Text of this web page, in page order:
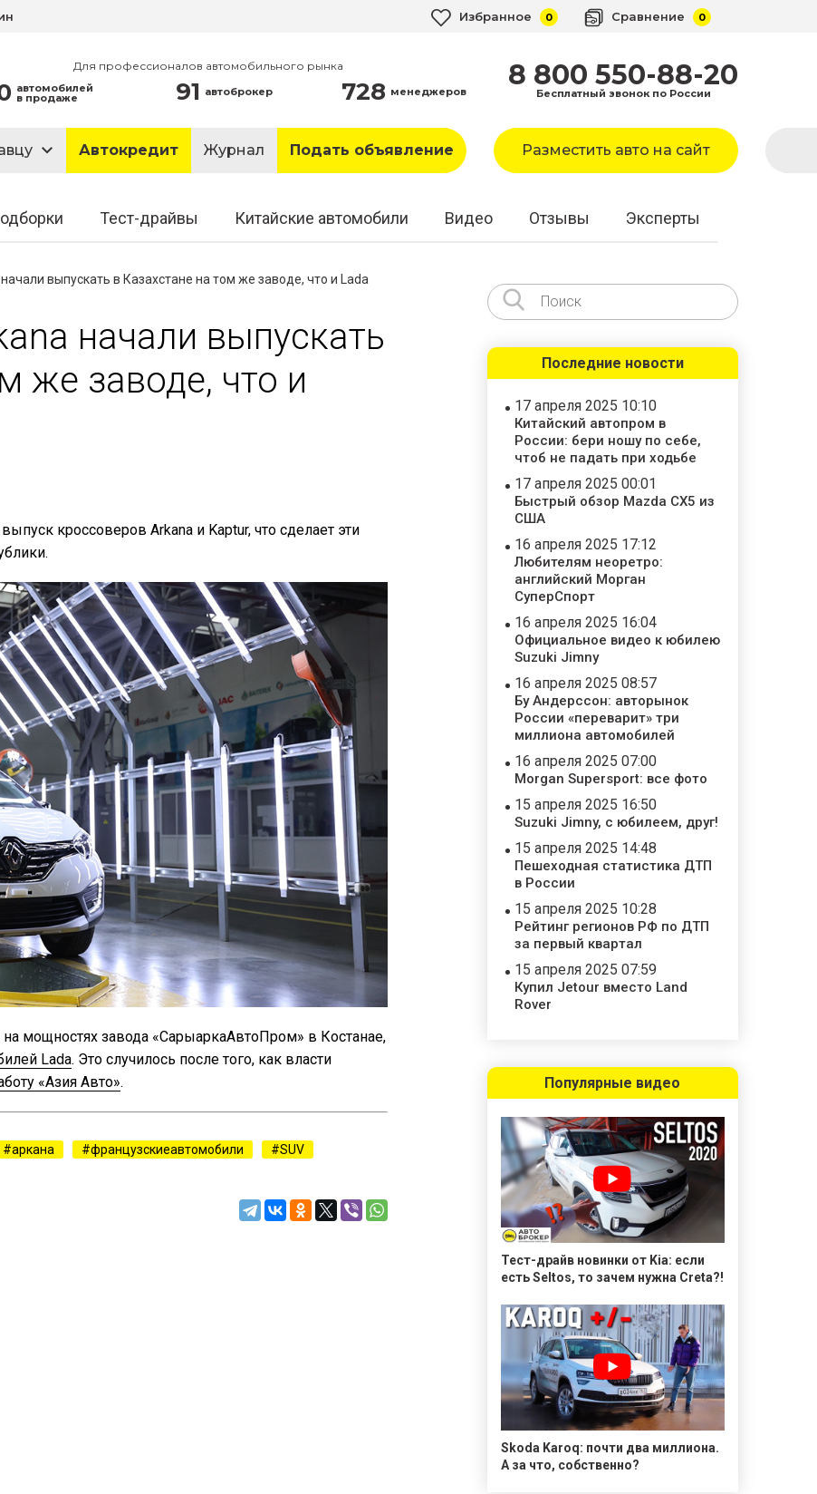
Избранное 0 Сравнение 0
Для профессионалов автомобильного рынка
автомобилей
в продаже 91 автоброкер 728 менеджеров 8 800 550-88-20
Бесплатный звонок по России
Автокредит Журнал Подать объявление Разместить авто на сайт
Тест-драйвы Китайские автомобили Видео Отзывы Эксперты
выпускать в Казахстане на том же заводе, что и Lada
начали выпускать
же заводе, что и
кроссоверов Arkana и Kaptur, что сделает эти
мощностях завода «СарыаркаАвтоПром» в Костанае,
Lada. Это случилось после того, как власти
«Азия Авто».
аркана французскиеавтомобили
SUV
Последние новости
17 апреля 2025 10:10
Китайский автопром в
России: бери ношу по себе,
чтоб не падать при ходьбе
17 апреля 2025 00:01
Быстрый обзор Mazda CX5 из
США
16 апреля 2025 17:12
Любителям неоретро:
английский Морган
СуперСпорт
16 апреля 2025 16:04
Официальное видео к юбилею
Suzuki Jimny
16 апреля 2025 08:57
Бу Андерссон: авторынок
России «переварит» три
миллиона автомобилей
16 апреля 2025 07:00
Morgan Supersport: все фото
15 апреля 2025 16:50
Suzuki Jimny, с юбилеем, друг!
15 апреля 2025 14:48
Пешеходная статистика ДТП
в России
15 апреля 2025 10:28
Рейтинг регионов РФ по ДТП
за первый квартал
15 апреля 2025 07:59
Купил Jetour вместо Land
Rover
Популярные видео
Тест-драйв новинки от Kia: если
есть Seltos, то зачем нужна Creta?!
Skoda Karoq: почти два миллиона.
А за что, собственно?